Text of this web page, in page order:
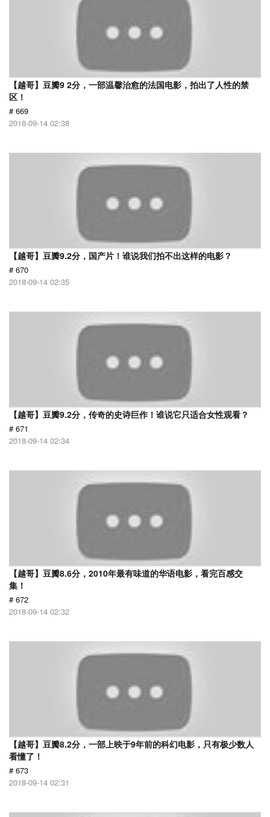
【越哥】豆瓣9 2分，一部温馨治愈的法国电影，拍出了人性的禁
区！
# 669
2018-09-14 02:38
【越哥】豆瓣9.2分，国产片！谁说我们拍不出这样的电影？
# 670
2018-09-14 02:35
【越哥】豆瓣9.2分，传奇的史诗巨作！谁说它只适合女性观看？
# 671
2018-09-14 02:34
【越哥】豆瓣8.6分，2010年最有味道的华语电影，看完百感交
集！
# 672
2018-09-14 02:32
【越哥】豆瓣8.2分，一部上映于9年前的科幻电影，只有极少数人
看懂了！
# 673
2018-09-14 02:31